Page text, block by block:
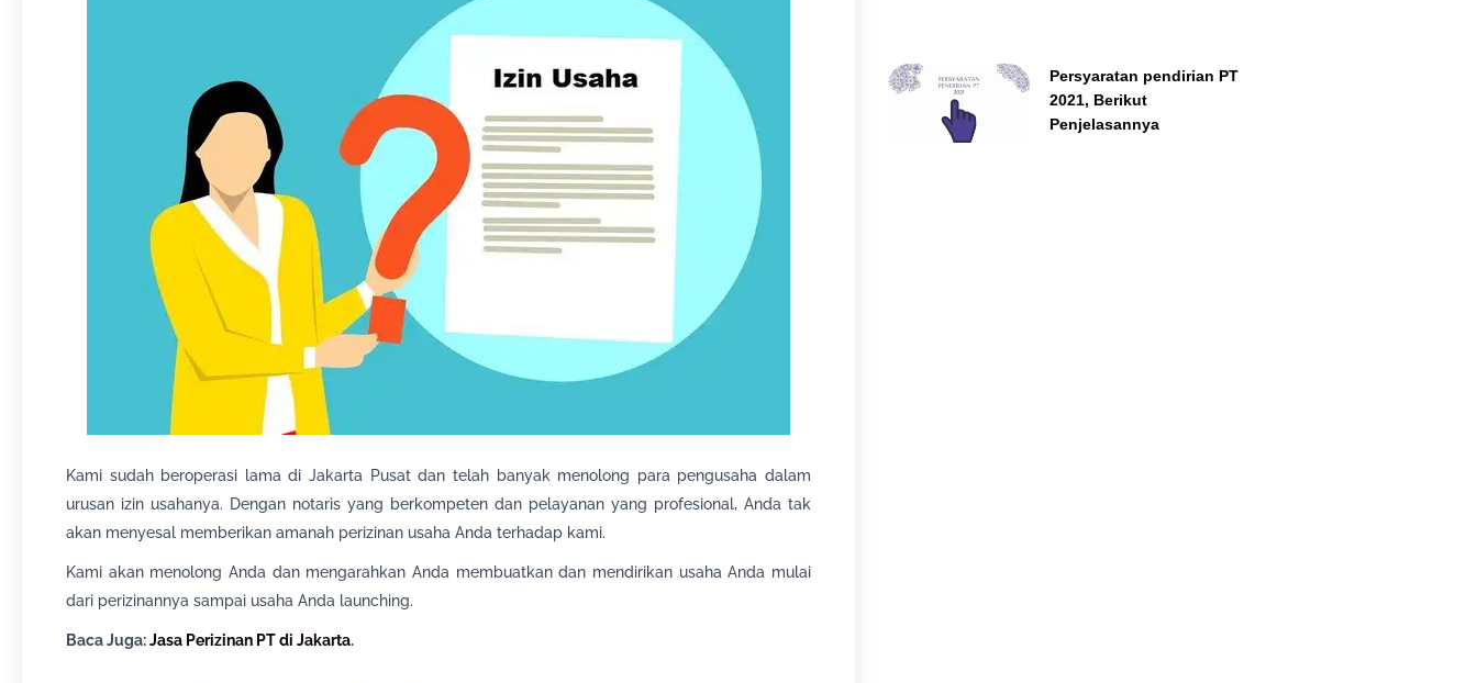
Kami sudah beroperasi lama di Jakarta Pusat dan telah banyak menolong para pengusaha dalam
urusan izin usahanya. Dengan notaris yang berkompeten dan pelayanan yang profesional, Anda tak
akan menyesal memberikan amanah perizinan usaha Anda terhadap kami.
Kami akan menolong Anda dan mengarahkan Anda membuatkan dan mendirikan usaha Anda mulai
dari perizinannya sampai usaha Anda launching.
Baca Juga:Jasa Perizinan PT di Jakarta.
Persyaratan pendirian PT
2021, Berikut
Penjelasannya